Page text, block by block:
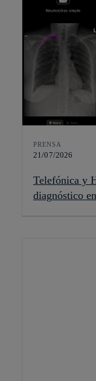
PRENSA
21/07/2026
Telefónica y
diagnóstico